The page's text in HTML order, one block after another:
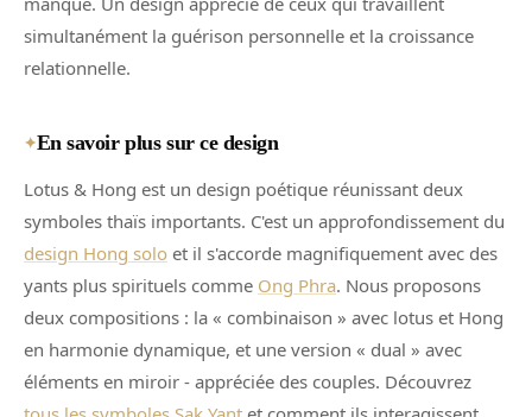
simultanément la guérison personnelle et la croissance
relationnelle.
✦En savoir plus sur ce design
Lotus & Hong est un design poétique réunissant deux
symboles thaïs importants. C'est un approfondissement du
design Hong solo et il s'accorde magnifiquement avec des
yants plus spirituels comme Ong Phra. Nous proposons
deux compositions : la « combinaison » avec lotus et Hong
en harmonie dynamique, et une version « dual » avec
éléments en miroir - appréciée des couples. Découvrez